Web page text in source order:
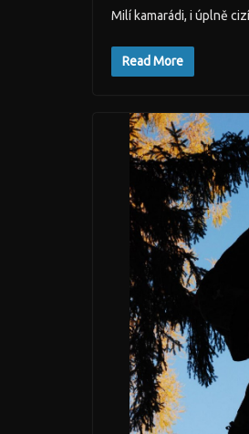
Milí kamarádi, i úplně
Read More